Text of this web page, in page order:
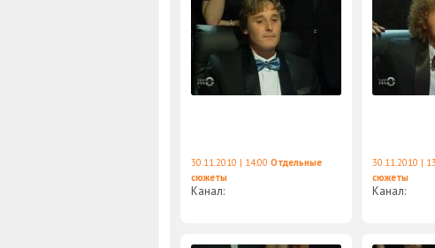
30.11.2010 | 14:00 Отдельные
сюжеты
Канал:
30.11.2010 |
сюжеты
Канал: